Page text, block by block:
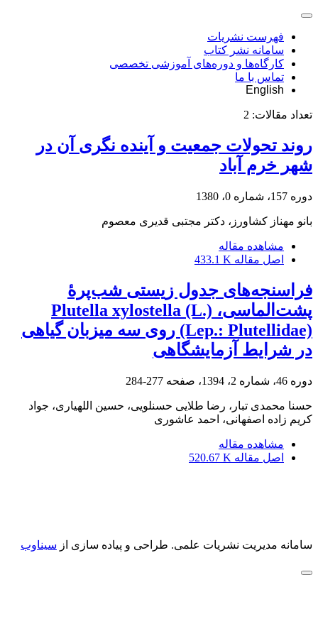
فهرست نشریات
سامانه نشر کتاب
کارگاه‌ها و دوره‌های آموزشی تخصصی
تماس با ما
English
تعداد مقالات: 2
روند تحولات جمعیت و آینده نگری آن در
شهر خرم آباد
دوره 157، شماره 0، 1380
بانو مهناز کشاورز، دکتر مجتبی قدیری معصوم
مشاهده مقاله
اصل مقاله 433.1 K
فراسنجه‌های جدول زیستی شب‌پرۀ
پشت‌الماسی، Plutella xylostella (L.)
(Lep.: Plutellidae) روی سه میزبان گیاهی
در شرایط آزمایشگاهی
دوره 46، شماره 2، 1394، صفحه 277-284
حسنا محمدی تبار، رضا طلایی حسنلویی، حسین اللهیاری، جواد
کریم زاده اصفهانی، احمد عاشوری
مشاهده مقاله
اصل مقاله 520.67 K
سامانه مدیریت نشریات علمی. طراحی و پیاده سازی از سیناوب